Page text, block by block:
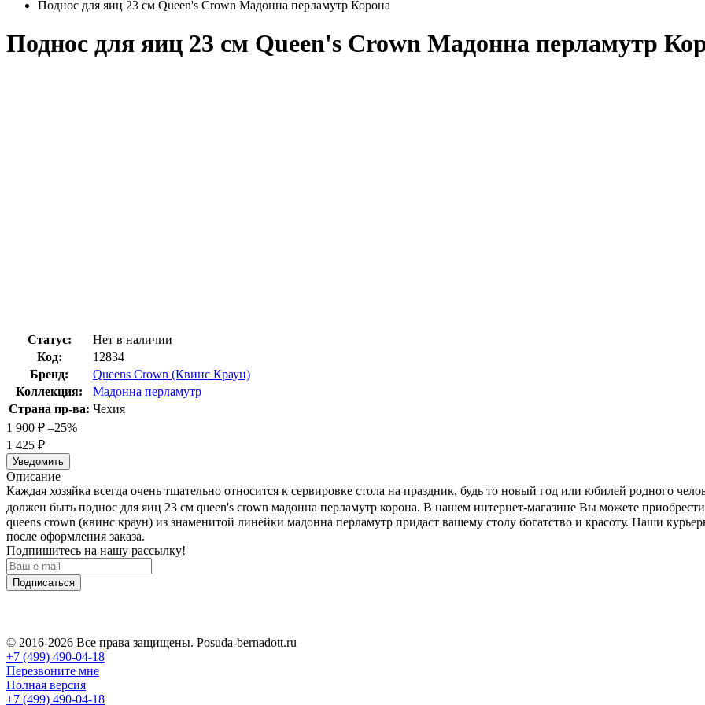
Поднос для яиц 23 см Queen's Crown Мадонна перламутр Корона
Поднос для яиц 23 см Queen's Crown Мадонна перламутр
Статус:
Нет в наличии
Код:
12834
Бренд:
Queens Crown (Квинс Краун)
Коллекция:
Мадонна перламутр
Страна пр-ва: Чехия
1 900 ₽ –25%
1 425 ₽
Уведомить
Описание
Каждая хозяйка всегда очень тщательно относится к сервировке стола на праздник, будь то новый год или юбилей родного
должен быть поднос для яиц 23 см queen's crown мадонна перламутр корона. В нашем интернет-магазине Вы можете приобрести
queens crown (квинс краун) из знаменитой линейки мадонна перламутр придаст вашему столу богатство и красоту. Наши
после оформления заказа.
Подпишитесь на нашу рассылку!
Подписаться
© 2016-2026 Все права защищены. Posuda-bernadott.ru
+7 (499) 490-04-18
Перезвоните мне
Полная версия
+7 (499) 490-04-18